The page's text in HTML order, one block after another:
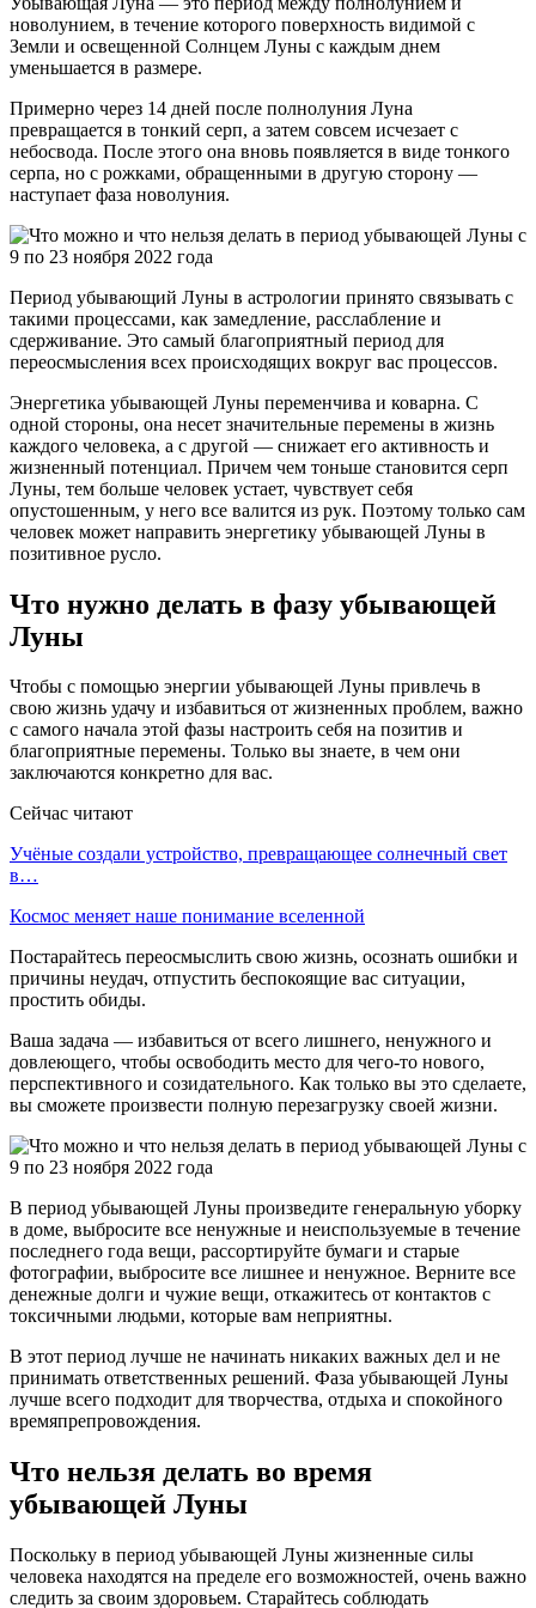
новолунием, в течение которого поверхность видимой с
Земли и освещенной Солнцем Луны с каждым днем
уменьшается в размере.
Примерно через 14 дней после полнолуния Луна
превращается в тонкий серп, а затем совсем исчезает с
небосвода. После этого она вновь появляется в виде тонкого
серпа, но с рожками, обращенными в другую сторону —
наступает фаза новолуния.
Период убывающий Луны в астрологии принято связывать с
такими процессами, как замедление, расслабление и
сдерживание. Это самый благоприятный период для
переосмысления всех происходящих вокруг вас процессов.
Энергетика убывающей Луны переменчива и коварна. С
одной стороны, она несет значительные перемены в жизнь
каждого человека, а с другой — снижает его активность и
жизненный потенциал. Причем чем тоньше становится серп
Луны, тем больше человек устает, чувствует себя
опустошенным, у него все валится из рук. Поэтому только сам
человек может направить энергетику убывающей Луны в
позитивное русло.
Что нужно делать в фазу убывающей
Луны
Чтобы с помощью энергии убывающей Луны привлечь в
свою жизнь удачу и избавиться от жизненных проблем, важно
с самого начала этой фазы настроить себя на позитив и
благоприятные перемены. Только вы знаете, в чем они
заключаются конкретно для вас.
Сейчас читают
Учёные создали устройство, превращающее солнечный свет
в…
Космос меняет наше понимание вселенной
Постарайтесь переосмыслить свою жизнь, осознать ошибки и
причины неудач, отпустить беспокоящие вас ситуации,
простить обиды.
Ваша задача — избавиться от всего лишнего, ненужного и
довлеющего, чтобы освободить место для чего-то нового,
перспективного и созидательного. Как только вы это сделаете,
вы сможете произвести полную перезагрузку своей жизни.
В период убывающей Луны произведите генеральную уборку
в доме, выбросите все ненужные и неиспользуемые в течение
последнего года вещи, рассортируйте бумаги и старые
фотографии, выбросите все лишнее и ненужное. Верните все
денежные долги и чужие вещи, откажитесь от контактов с
токсичными людьми, которые вам неприятны.
В этот период лучше не начинать никаких важных дел и не
принимать ответственных решений. Фаза убывающей Луны
лучше всего подходит для творчества, отдыха и спокойного
времяпрепровождения.
Что нельзя делать во время
убывающей Луны
Поскольку в период убывающей Луны жизненные силы
человека находятся на пределе его возможностей, очень важно
следить за своим здоровьем. Старайтесь соблюдать